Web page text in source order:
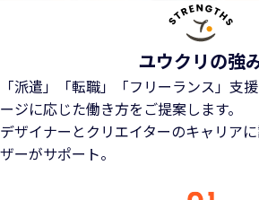
ユウクリの強
「派遣」「転職」「フリーランス」支
ージに応じた働き方をご提案します。
デザイナーとクリエイターのキャリア
ザーがサポート。